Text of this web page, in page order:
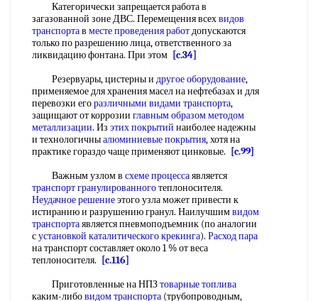
Категорически запрещается работа в
загазованной зоне ДВС. Перемещения всехвидов
транспортав месте проведения работдопускаются
только по разрешению лица, ответственного за
ликвидацию фонтана. При этом [c.34]
Резервуары, цистерны и другое оборудование,
применяемое для хранения масел на нефтебазах и для
перевозки егоразличными видами транспорта,
защищают от коррозии главным образомметодом
металлизации. Из этих покрытий наиболее надежны
и технологичныалюминиевые покрытия, хотя на
практике гораздо чаще применяют цинковые.
[c.99]
Важным узлом в схеме процессаявляется
транспорт гранулированноготеплоносителя.
Неудачное решениеэтого узла может привести к
истиранию и разрушению гранул. Наилучшимвидом
транспортаявляется пневмоподъемник (по аналогии
сустановкой каталитического крекинга). Расход пара
на транспорт составляет около 1 % от веса
теплоносителя.
[c.116]
Приготовленные на НПЗтоварные топлива
каким-либовидом транспорта (трубопроводным,